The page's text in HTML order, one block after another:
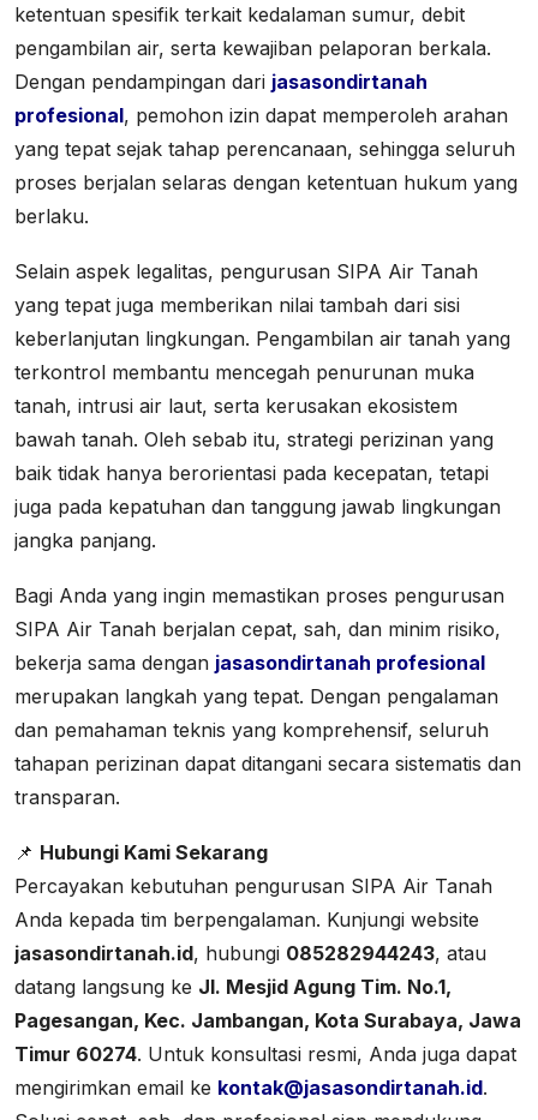
ketentuan spesifik terkait kedalaman sumur, debit
pengambilan air, serta kewajiban pelaporan berkala.
Dengan pendampingan dari jasasondirtanah
profesional, pemohon izin dapat memperoleh arahan
yang tepat sejak tahap perencanaan, sehingga seluruh
proses berjalan selaras dengan ketentuan hukum yang
berlaku.
Selain aspek legalitas, pengurusan SIPA Air Tanah
yang tepat juga memberikan nilai tambah dari sisi
keberlanjutan lingkungan. Pengambilan air tanah yang
terkontrol membantu mencegah penurunan muka
tanah, intrusi air laut, serta kerusakan ekosistem
bawah tanah. Oleh sebab itu, strategi perizinan yang
baik tidak hanya berorientasi pada kecepatan, tetapi
juga pada kepatuhan dan tanggung jawab lingkungan
jangka panjang.
Bagi Anda yang ingin memastikan proses pengurusan
SIPA Air Tanah berjalan cepat, sah, dan minim risiko,
bekerja sama dengan jasasondirtanah profesional
merupakan langkah yang tepat. Dengan pengalaman
dan pemahaman teknis yang komprehensif, seluruh
tahapan perizinan dapat ditangani secara sistematis dan
transparan.
📌 Hubungi Kami Sekarang
Percayakan kebutuhan pengurusan SIPA Air Tanah
Anda kepada tim berpengalaman. Kunjungi website
jasasondirtanah.id, hubungi 085282944243, atau
datang langsung ke Jl. Mesjid Agung Tim. No.1,
Pagesangan, Kec. Jambangan, Kota Surabaya, Jawa
Timur 60274. Untuk konsultasi resmi, Anda juga dapat
mengirimkan email ke kontak@jasasondirtanah.id.